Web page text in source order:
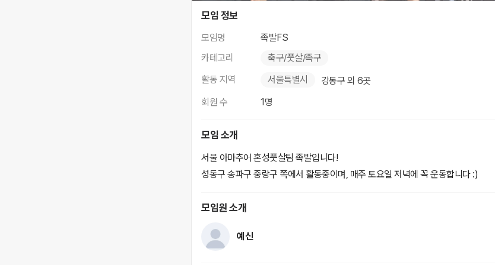
모임 정보
모임명
족발FS
카테고리
축구/풋살/족구
활동 지역
서울특별시
강동구 외 6곳
회원 수
1명
모임 소개
서울 아마추어 혼성풋살팀 족발입니다!
성동구 송파구 중랑구 쪽에서 활동중이며, 매주 토요일 저녁에 꼭 운동합니다 :)
모임원 소개
예신